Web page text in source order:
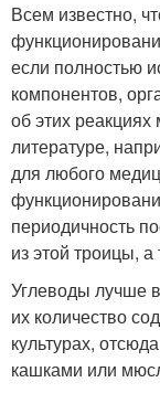
Всем известно,
если полностью
компонентов,
об этих
литературе,
для любого
периодичность
из этой троицы, а
Углеводы лучше
их количество
культурах,
кашками или